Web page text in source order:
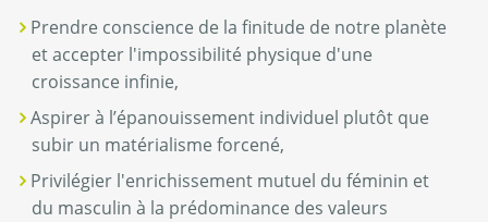
Prendre conscience de la finitude de notre planète
et accepter l'impossibilité physique d'une
croissance infinie,
Aspirer à l’épanouissement individuel plutôt que
subir un matérialisme forcené,
Privilégier l'enrichissement mutuel du féminin et
du masculin à la prédominance des valeurs